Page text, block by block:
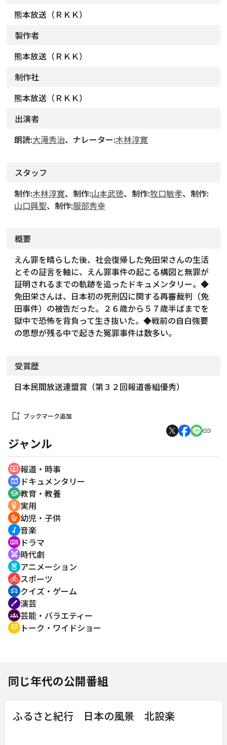
熊本放送（ＲＫＫ）
製作者
熊本放送（ＲＫＫ）
制作社
熊本放送（ＲＫＫ）
出演者
朗読:大滝秀治、ナレーター:木林淳寛
スタッフ
制作:木林淳寛、制作:山本武徳、制作:牧口敏孝、制作:
山口興聖、制作:服部秀幸
概要
えん罪を晴らした後、社会復帰した免田栄さんの生活
とその証言を軸に、えん罪事件の起こる構図と無罪が
証明されるまでの軌跡を追ったドキュメンタリー。◆
免田栄さんは、日本初の死刑囚に関する再審裁判（免
田事件）の被告だった。２６歳から５７歳半ばまでを
獄中で恐怖を背負って生き抜いた。◆戦前の自白強要
の思想が残る中で起きた冤罪事件は数多い。
受賞歴
日本民間放送連盟賞（第３２回報道番組優秀）
bookmark_add ブックマーク追加
ジャンル
ondemand_video 報道・時事
cinematic_blur ドキュメンタリー
school 教育・教養
emoji_objects 実用
crib 幼児・子供
music_note 音楽
recent_actors ドラマ
swords 時代劇
cruelty_free アニメーション
directions_bike スポーツ
sports_esports クイズ・ゲーム
brush 演芸
groups 芸能・バラエティー
adaptive_audio_mic トーク・ワイドショー
同じ年代の公開番組
ふるさと紀行 日本の風景 北設楽